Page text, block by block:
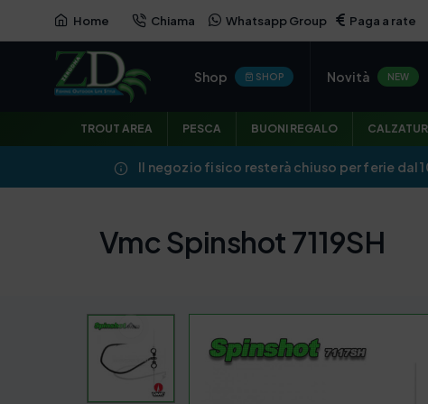
Home Chiama Whatsapp Group Paga a rate
Shop SHOP Novità NEW
TROUT AREA PESCA BUONI REGALO
Il negozio fisico resterà chiuso per ferie dal
Vmc Spinshot 7119SH